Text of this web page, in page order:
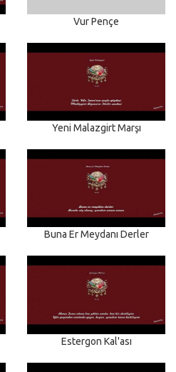
Vur Pençe
Yeni Malazgirt Marşı
Buna Er Meydanı Derler
Estergon Kal'ası